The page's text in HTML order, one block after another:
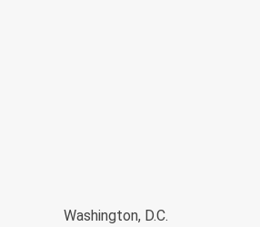
Washington, D.C.